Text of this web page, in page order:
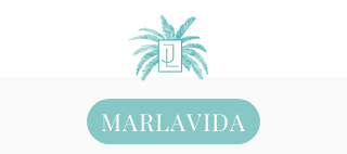
MARLAVIDA